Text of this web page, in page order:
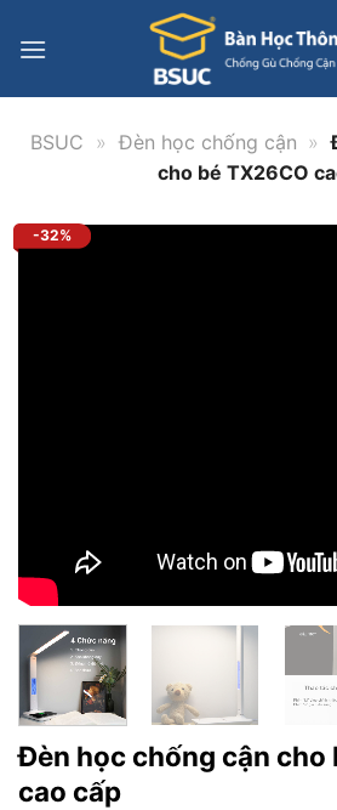
qua
dung
BSUC » Đèn học chống cận »
cho bé TX26CO
-32%
Đèn học chống cận cho
cao cấp